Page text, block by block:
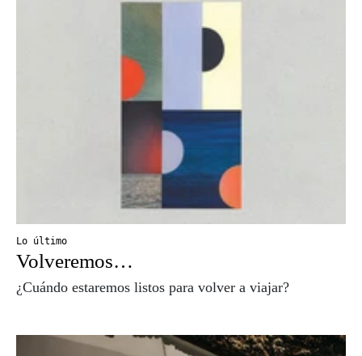
Lo último
Volveremos…
¿Cuándo estaremos listos para volver a viajar?